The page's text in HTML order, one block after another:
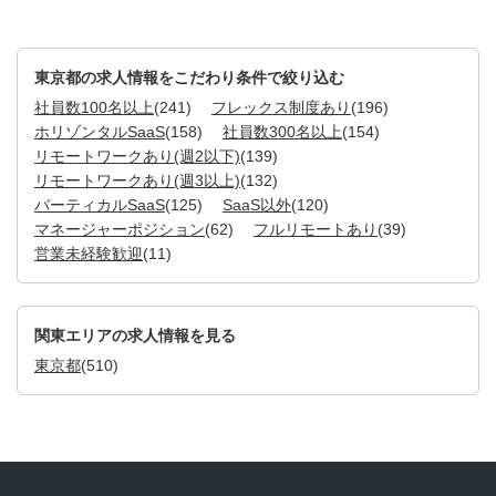
東京都の求人情報をこだわり条件で絞り込む
社員数100名以上(241) フレックス制度あり (196)
ホリゾンタルSaaS(158) 社員数300名以上(154)
リモートワークあり(週2以下)(139)
リモートワークあり(週3以上)(132)
バーティカルSaaS(125) SaaS以外(120)
マネージャーポジション(62) フルリモートあり (39)
営業未経験歓迎(11)
関東エリアの求人情報を見る
東京都(510)